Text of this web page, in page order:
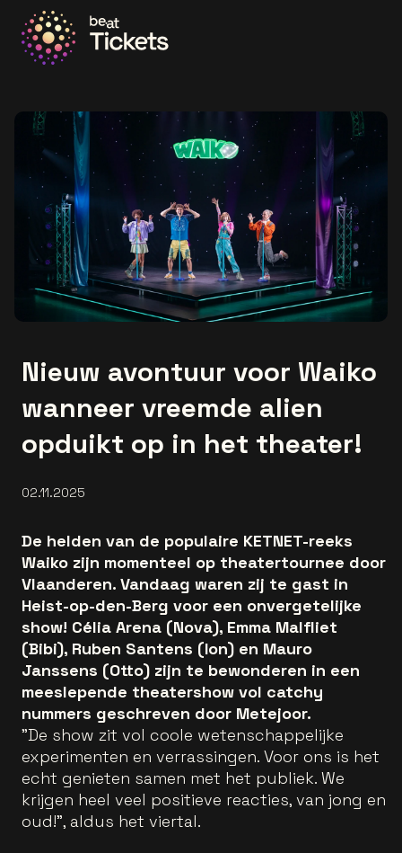
Nieuw avontuur voor Waiko
wanneer vreemde alien
opduikt op in het theater!
02.11.2025
De helden van de populaire KETNET-reeks
Waiko zijn momenteel op theatertournee door
Vlaanderen. Vandaag waren zij te gast in
Heist-op-den-Berg voor een onvergetelijke
show! Célia Arena (Nova), Emma Malfliet
(Bibi), Ruben Santens (Ion) en Mauro
Janssens (Otto) zijn te bewonderen in een
meeslepende theatershow vol catchy
nummers geschreven door Metejoor.
"De show zit vol coole wetenschappelijke
experimenten en verrassingen. Voor ons is het
echt genieten samen met het publiek. We
krijgen heel veel positieve reacties, van jong en
oud!", aldus het viertal.